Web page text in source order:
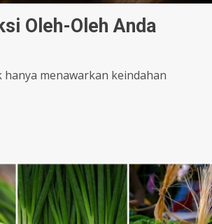
Oleh-Oleh Anda
menawarkan keindahan